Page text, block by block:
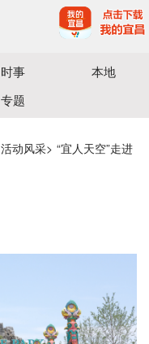
时事
本地
专题
活动风采> “宜人天空”走进